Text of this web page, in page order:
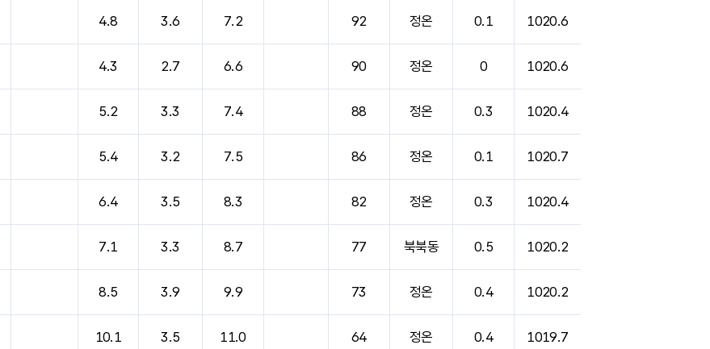
4.8 3.6 7.2 92 정온 0.1 1020.6
4.3 2.7 6.6 90 정온 0 1020.6
5.2 3.3 7.4 88 정온 0.3 1020.4
5.4 3.2 7.5 86 정온 0.1 1020.7
6.4 3.5 8.3 82 정온 0.3 1020.4
7.1 3.3 8.7 77 북북동 0.5 1020.2
8.5 3.9 9.9 73 정온 0.4 1020.2
10.1 3.5 11.0 64 정온 0.4 1019.7